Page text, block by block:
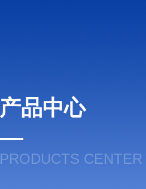
产品中心
PRODUCTS CENTER